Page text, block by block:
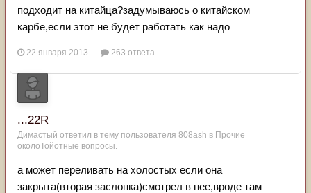
подходит на китайца?задумываюсь о китайском
карбе,если этот не будет работать как надо
22 января 2013 263 ответа
...22R
Димастый ответил в тему пользователя 808ash в Прочие
околоТойотные вопросы.
а может переливать на холостых если она
закрыта(вторая заслонка)смотрел в нее,вроде там